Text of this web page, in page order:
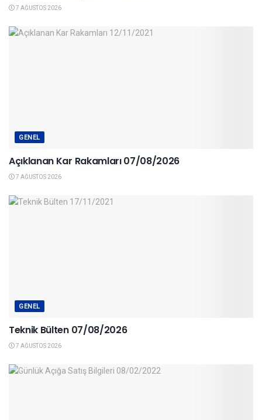
7 AĞUSTOS 2026
GENEL
Açıklanan Kar Rakamları 07/08/2026
7 AĞUSTOS 2026
GENEL
Teknik Bülten 07/08/2026
7 AĞUSTOS 2026